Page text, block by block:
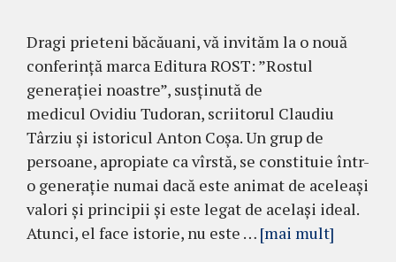
Dragi prieteni băcăuani, vă invităm la o nouă
conferință marca Editura ROST: ”Rostul
generației noastre”, susținută de
medicul Ovidiu Tudoran, scriitorul Claudiu
Târziu și istoricul Anton Coșa. Un grup de
persoane, apropiate ca vîrstă, se constituie într-
o generație numai dacă este animat de aceleași
valori și principii și este legat de același ideal.
Atunci, el face istorie, nu este … [mai mult]